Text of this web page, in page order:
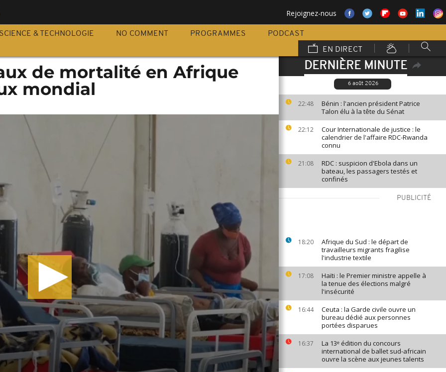
Rejoignez-nous
SCIENCE & TECHNOLOGIE NO COMMENT PROGRAMMES
PODCAST
EN DIRECT
DERNIÈRE MINUTE
6 août 2026
22:48
Bénin : l'ancien président Patrice
Talon élu à la tête du Sénat
22:12
Cour Internationale de justice : le
calendrier de l'affaire RDC-Rwanda
connu
21:08
RDC : suspicion d'Ebola dans un
bateau, les passagers testés et
confinés
PUBLICITÉ
18:20
Afrique du Sud : le départ de
travailleurs migrants fragilise
l'industrie textile
17:08
Haïti : le Premier ministre appelle à
la tenue des élections malgré
l'insécurité
16:44
Ceuta : la Garde civile ouvre un
bureau dédié aux personnes
portées disparues
16:37
La 13ᵉ édition du concours
international de ballet sud-africain
ouvre la scène aux jeunes talents
de mortalité en Afrique
mondial